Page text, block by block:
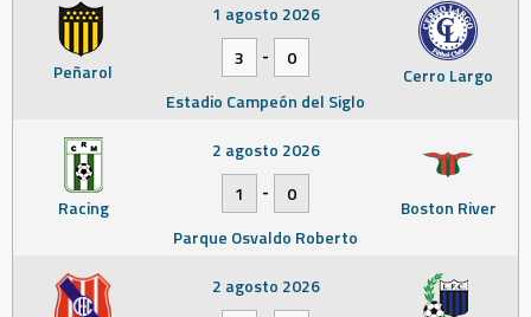
Peñarol Cerro Largo
1 agosto 2026
3
-
0
Estadio Campeón del Siglo
Racing Boston River
2 agosto 2026
1
-
0
Parque Osvaldo Roberto
2 agosto 2026